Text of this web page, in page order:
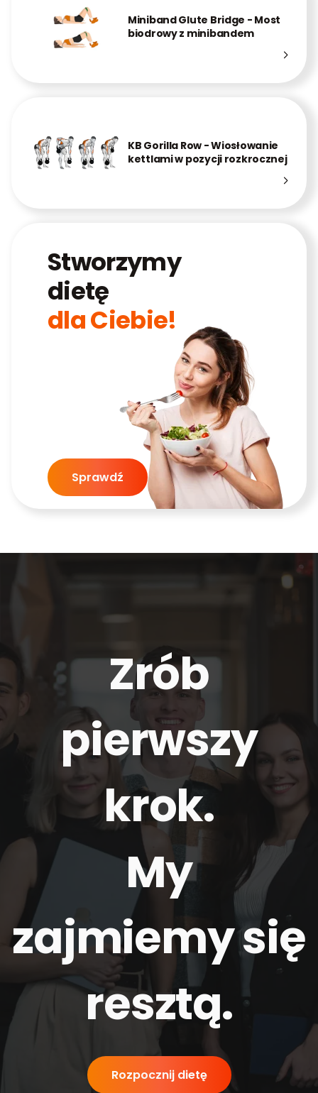
Miniband Glute Bridge - Most
biodrowy z minibandem
KB Gorilla Row - Wiosłowanie
kettlami w pozycji rozkrocznej
Stworzymy
dietę
dla Ciebie!
Sprawdź
Zrób
pierwszy
krok.
My
zajmiemy się
resztą.
Rozpocznij dietę